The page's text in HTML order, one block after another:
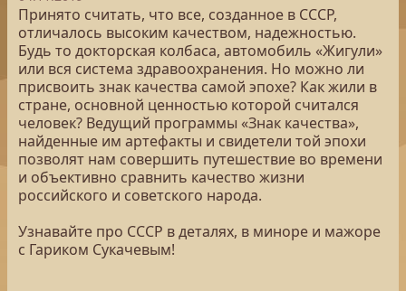
Принято считать, что все, созданное в СССР,
отличалось высоким качеством, надежностью.
Будь то докторская колбаса, автомобиль «Жигули»
или вся система здравоохранения. Но можно ли
присвоить знак качества самой эпохе? Как жили в
стране, основной ценностью которой считался
человек? Ведущий программы «Знак качества»,
найденные им артефакты и свидетели той эпохи
позволят нам совершить путешествие во времени
и объективно сравнить качество жизни
российского и советского народа.
Узнавайте про СССР в деталях, в миноре и мажоре
с Гариком Сукачевым!